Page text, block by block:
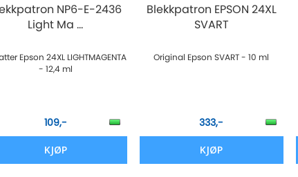
NP6-E-2436
Light Ma ...
Epson 24XL LIGHTMAGENTA
- 12,4 ml
109,-
KJØP
Blekkpatron EPSON 24XL
SVART
Original Epson SVART - 10 ml
333,-
KJØP